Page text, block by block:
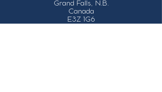
Grand Falls, N.B.
Canada
E3Z 1G6